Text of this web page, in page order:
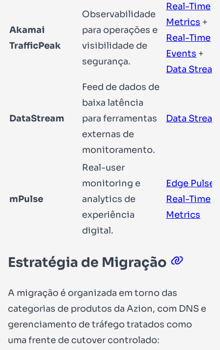
Akamai
TrafficPeak
Observabilidade
para operações e
visibilidade de
segurança.
Real-Time
Metrics +
Real-Time
Events +
Data Stream
DataStream
Feed de dados de
baixa latência
para ferramentas
externas de
monitoramento.
Data Stream
mPulse
Real-user
monitoring e
analytics de
experiência
digital.
Edge Pulse
Real-Time
Metrics
Estratégia de Migração
A migração é organizada em torno das
categorias de produtos da Azion, com DNS e
gerenciamento de tráfego tratados como
uma frente de cutover controlado: